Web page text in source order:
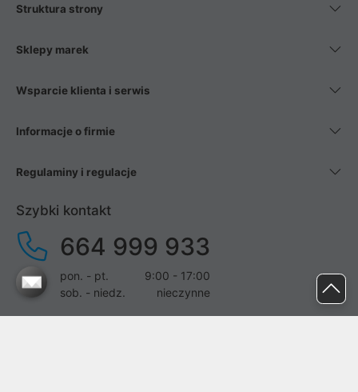
Struktura strony
Sklepy marek
Wsparcie klienta i serwis
Informacje o firmie
Regulaminy i regulacje
Szybki kontakt
664 999 933
pon. - pt.
9:00 - 17:00
sob. - niedz.
nieczynne